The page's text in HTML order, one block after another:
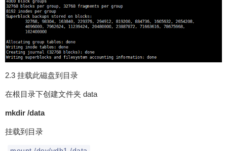
2.3 挂载此磁盘到目录
在根目录下创建文件夹 data
mkdir /data
挂载到目录